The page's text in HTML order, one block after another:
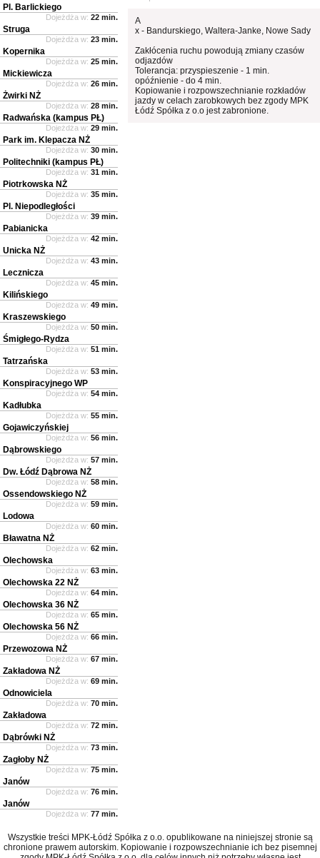
A
x - Bandurskiego, Waltera-Janke, Nowe Sady
Zakłócenia ruchu powodują zmiany czasów
odjazdów
Tolerancja: przyspieszenie - 1 min.
opóźnienie - do 4 min.
Kopiowanie i rozpowszechnianie rozkładów
jazdy w celach zarobkowych bez zgody MPK
Łódź Spółka z o.o jest zabronione.
Pl. Barlickiego
Dojeżdża w: 22 min.
Struga
Dojeżdża w: 23 min.
Kopernika
Dojeżdża w: 25 min.
Mickiewicza
Dojeżdża w: 26 min.
Żwirki NŻ
Dojeżdża w: 28 min.
Radwańska (kampus PŁ)
Dojeżdża w: 29 min.
Park im. Klepacza NŻ
Dojeżdża w: 30 min.
Politechniki (kampus PŁ)
Dojeżdża w: 31 min.
Piotrkowska NŻ
Dojeżdża w: 35 min.
Pl. Niepodległości
Dojeżdża w: 39 min.
Pabianicka
Dojeżdża w: 42 min.
Unicka NŻ
Dojeżdża w: 43 min.
Lecznicza
Dojeżdża w: 45 min.
Kilińskiego
Dojeżdża w: 49 min.
Kraszewskiego
Dojeżdża w: 50 min.
Śmigłego-Rydza
Dojeżdża w: 51 min.
Tatrzańska
Dojeżdża w: 53 min.
Konspiracyjnego WP
Dojeżdża w: 54 min.
Kadłubka
Dojeżdża w: 55 min.
Gojawiczyńskiej
Dojeżdża w: 56 min.
Dąbrowskiego
Dojeżdża w: 57 min.
Dw. Łódź Dąbrowa NŻ
Dojeżdża w: 58 min.
Ossendowskiego NŻ
Dojeżdża w: 59 min.
Lodowa
Dojeżdża w: 60 min.
Bławatna NŻ
Dojeżdża w: 62 min.
Olechowska
Dojeżdża w: 63 min.
Olechowska 22 NŻ
Dojeżdża w: 64 min.
Olechowska 36 NŻ
Dojeżdża w: 65 min.
Olechowska 56 NŻ
Dojeżdża w: 66 min.
Przewozowa NŻ
Dojeżdża w: 67 min.
Zakładowa NŻ
Dojeżdża w: 69 min.
Odnowiciela
Dojeżdża w: 70 min.
Zakładowa
Dojeżdża w: 72 min.
Dąbrówki NŻ
Dojeżdża w: 73 min.
Zagłoby NŻ
Dojeżdża w: 75 min.
Janów
Dojeżdża w: 76 min.
Janów
Dojeżdża w: 77 min.
Wszystkie treści MPK-Łódź Spółka z o.o. opublikowane na niniejszej stronie są
chronione prawem autorskim. Kopiowanie i rozpowszechnianie ich bez pisemnej